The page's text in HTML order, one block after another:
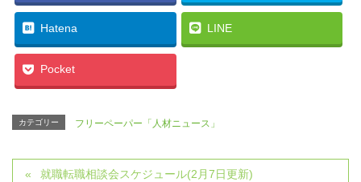
Hatena LINE
Pocket
カテゴリー フリーペーパー「人材ニュース」
就職転職相談会スケジュール(2月7日更新)